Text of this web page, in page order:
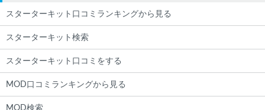
スターターキット口コミランキングから見る
スターターキット検索
スターターキット口コミをする
MOD口コミランキングから見る